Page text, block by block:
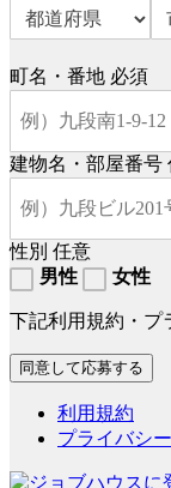
町名・番地 必須
建物名・部屋番号
性別 任意
男性
女性
下記利用規約・プ
利用規約
プライバシ